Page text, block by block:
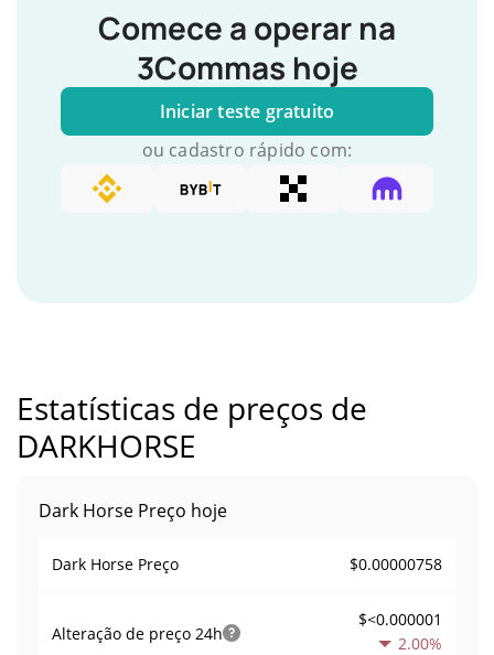
Comece a operar na
3Commas hoje
Iniciar teste gratuito
ou cadastro rápido com:
Estatísticas de preços de
DARKHORSE
Dark Horse Preço hoje
Dark Horse Preço $0.00000758
Alteração de preço 24h
$<0.000001
2.00%